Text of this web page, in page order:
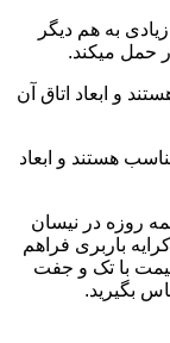
به هم دیگر
تا 10 تن مناسب هستند و ابعاد اتاق آن
برای جابه جایی بار تا 15 تن مناسب هستند و ابعاد
روزه در نیسان
باربری فراهم
با تک و جفت
بگیرید.